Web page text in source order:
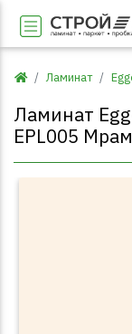
Ламинат
Ламинат
EPL005